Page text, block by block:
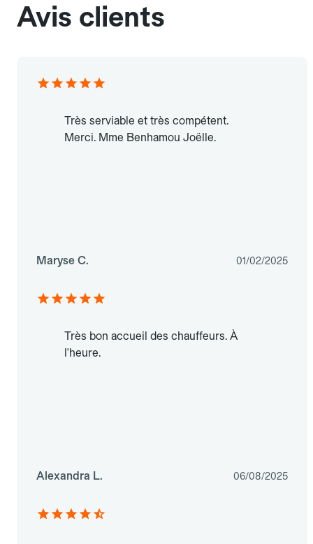
Avis clients
Très serviable et très compétent.
Merci. Mme Benhamou Joëlle.
Maryse C. 01/02/2025
Très bon accueil des chauffeurs. À
l'heure.
Alexandra L. 06/08/2025